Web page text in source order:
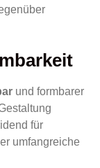
und formbarer
für
umfangreiche